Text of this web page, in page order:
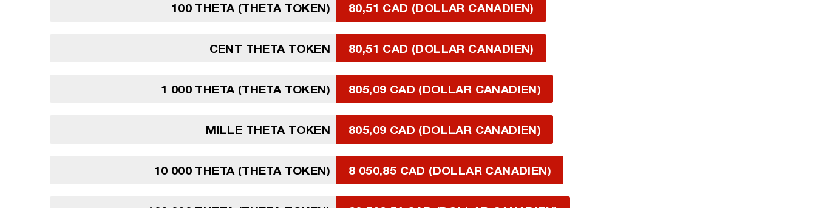
100 THETA (THETA TOKEN) 80,51 CAD (DOLLAR CANADIEN)
CENT THETA TOKEN 80,51 CAD (DOLLAR CANADIEN)
1 000 THETA (THETA TOKEN) 805,09 CAD (DOLLAR CANADIEN)
MILLE THETA TOKEN 805,09 CAD (DOLLAR CANADIEN)
10 000 THETA (THETA TOKEN) 8 050,85 CAD (DOLLAR CANADIEN)